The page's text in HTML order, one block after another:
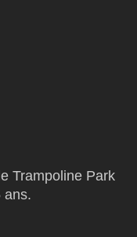
Trampoline Park
ans.